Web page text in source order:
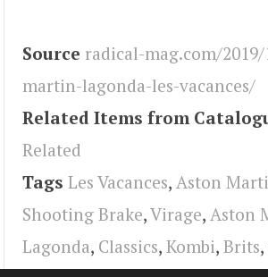
Source radical-mag.com/
martin-lagonda-les-vacances/
Related Items from
Related
Tags Les Vacances, Aston
Shooting Brake,Virage, Aston
Lagonda, Classics, Kombi, Brits,